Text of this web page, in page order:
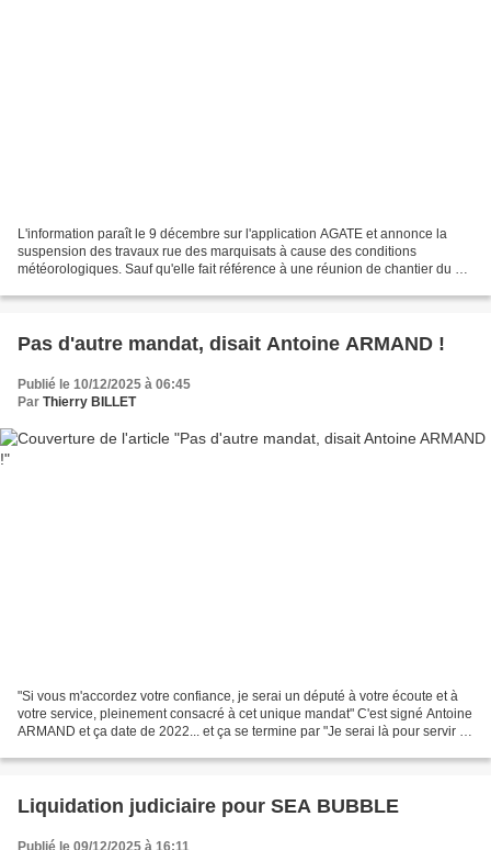
L'information paraît le 9 décembre sur l'application AGATE et annonce la
suspension des travaux rue des marquisats à cause des conditions
météorologiques. Sauf qu'elle fait référence à une réunion de chantier du 24
Pas d'autre mandat, disait Antoine ARMAND !
Publié le 10/12/2025 à 06:45
Par Thierry BILLET
"Si vous m'accordez votre confiance, je serai un député à votre écoute et à
votre service, pleinement consacré à cet unique mandat" C'est signé Antoine
ARMAND et ça date de 2022... et ça se termine par "Je serai là pour servir et
Liquidation judiciaire pour SEA BUBBLE
Publié le 09/12/2025 à 16:11